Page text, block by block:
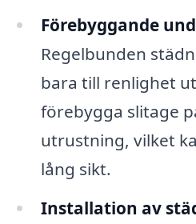
Förebyggande
Regelbunden
bara till renlighet
förebygga slitage
utrustning, vilket
lång sikt.
Installation av